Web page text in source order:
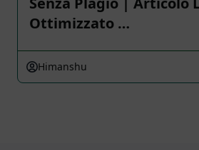
Ottimizzato …
Himanshu